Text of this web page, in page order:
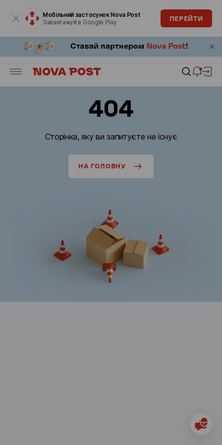
Мобільний застосунок Nova Post
Завантажуй в Google Play
ПЕРЕЙТИ
404
Сторінка, яку ви запитуєте не існує
НА ГОЛОВНУ